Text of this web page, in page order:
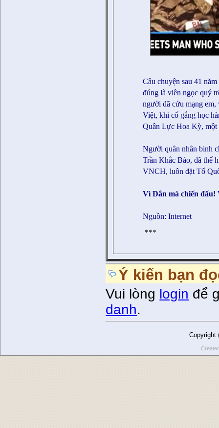
Câu chuyện sau 41
đúng là viên ngọc quý
người đã cứu mạng
Việt, khi cố gắng học
Quân Lực Hoa Kỳ, một
Người quân nhân binh
Trần Khắc Báo, đã thể
VNCH, luôn đặt Tổ
Vì Dân mà chiến
Nguồn: Internet
***
Ý kiến bạn
Vui lòng login để
danh.
Copyright